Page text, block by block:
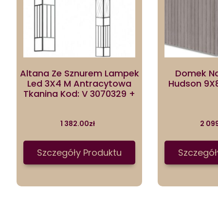
Altana Ze Sznurem Lampek
Led 3X4 M Antracytowa
Tkanina Kod: V 3070329 +
1 382.00zł
Szczegóły Produktu
Domek
Hudson
2